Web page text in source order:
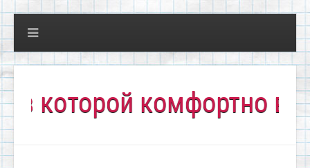
комфортно всем!"